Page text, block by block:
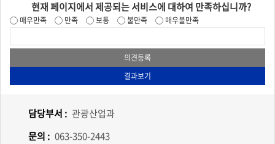
현재 페이지에서 제공되는 서비스에 대하여 만족하십니까?
매우만족 만족 보통 불만족 매우불만족
담당부서 : 관광산업과
문의 : 063-350-2443